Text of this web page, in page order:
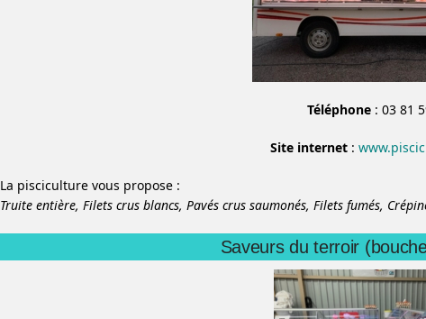
Téléphone: 03 81
Site internet:
La pisciculture vous propose :
Truite entière, Filets crus blancs, Pavés crus saumonés, Filets fumés,
Saveurs du terroir